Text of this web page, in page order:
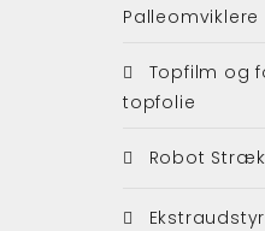
Palleomviklere
Topfilm og
topfolie
Robot